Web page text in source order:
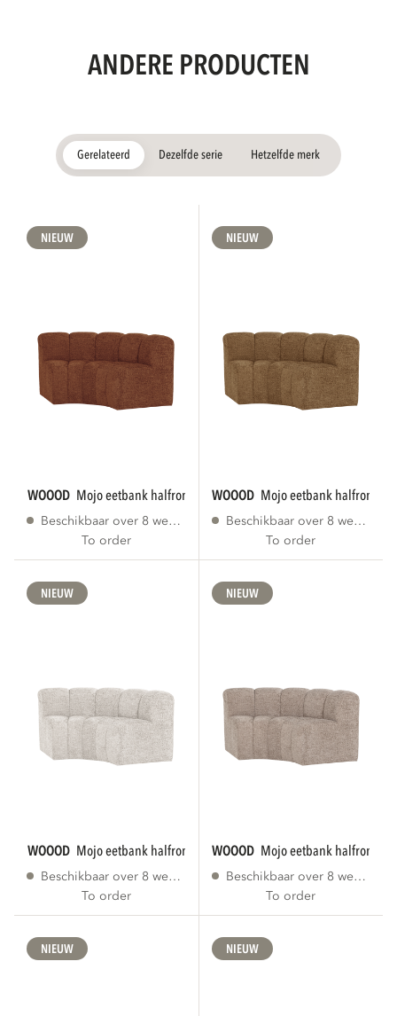
ANDERE PRODUCTEN
Gerelateerd Dezelfde serie Hetzelfde merk
NIEUW
WOOOD mojo eetbank halfronde hoek leuning...
Beschikbaar over 8 weken
To order
NIEUW
WOOOD mojo eetbank halfronde
Beschikbaar over 8 weken
To order
NIEUW
WOOOD mojo eetbank halfronde hoek...
Beschikbaar over 8 weken
To order
NIEUW
WOOOD mojo eetbank halfronde
Beschikbaar over 8 weken
To order
NIEUW NIEUW